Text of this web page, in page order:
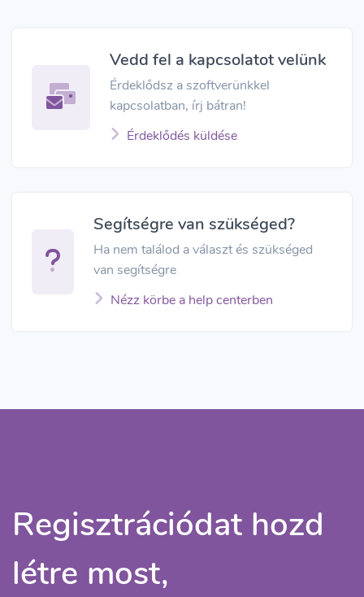
Vedd fel a kapcsolatot velünk
Érdeklődsz a szoftverünkkel
kapcsolatban, írj bátran!
Érdeklődés küldése
Segítségre van szükséged?
Ha nem találod a választ és szükséged
van segítségre
Nézz körbe a help centerben
Regisztrációdat hozd
létre most,